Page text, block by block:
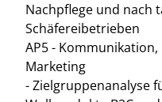
Nachpflege und nach
Schäfereibetrieben
AP5 -
Marketing
- Zielgruppenanalyse